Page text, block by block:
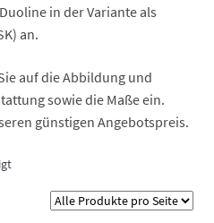
in der Variante als
an.
auf die Abbildung und
sowie die Maße ein.
günstigen Angebotspreis.